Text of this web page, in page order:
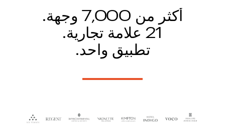
أكثر من 7,000 وجهة.
21 علامة تجارية.
تطبيق واحد.